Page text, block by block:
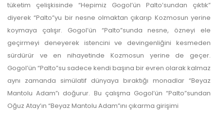
Makale Takip Sistemi
Dergiye makale
gönderilmesi ve
Alan Editörü değerlendirmesi
ve hakem süreçleri,
gerçekleştirilmektedir.
tüketim çelişkisinde “Hepimiz Gogol’ün Palto’sundan çıktık”
diyerek “Palto”yu bir nesne olmaktan çıkarıp Kozmosun yerine
koymaya çalışır. Gogol’ün “Palto”sunda nesne, özneyi ele
geçirmeyi deneyerek istencini ve devingenliğini kesmeden
sürdürür ve en nihayetinde Kozmosun yerine de geçer.
Gogol’ün “Palto”su sadece kendi başına bir evren olarak kalmaz
aynı zamanda simülatif dünyaya bıraktığı monadlar “Beyaz
Mantolu Adam”ı doğurur. Bu çalışma Gogol’ün “Palto”sundan
Oğuz Atay’ın “Beyaz Mantolu Adam”ını çıkarma girişimi